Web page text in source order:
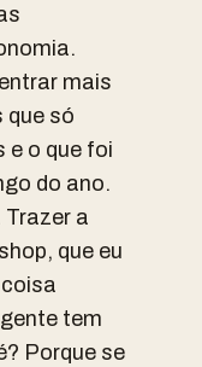
mais
que só
e o que foi
do ano.
Trazer a
que eu
tem
Porque se